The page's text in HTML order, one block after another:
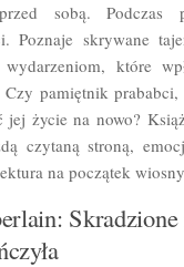
sobą. Podczas
Poznaje skrywane
które
Czy pamiętnik
jej życie na nowo?
czytaną stroną,
na początek
Skradzione